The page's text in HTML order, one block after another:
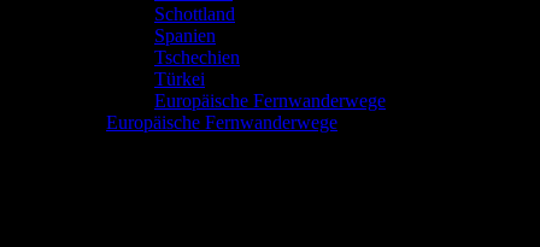
Schottland
Spanien
Tschechien
Türkei
Europäische Fernwanderwege
Europäische Fernwanderwege